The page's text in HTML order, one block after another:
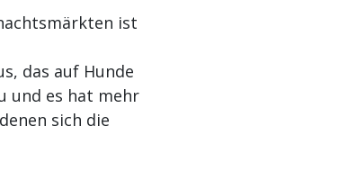
ist
das auf Hunde
und es hat mehr
sich die